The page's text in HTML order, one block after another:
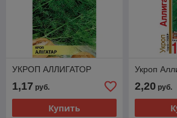
УКРОП АЛЛИГАТОР
1,17 руб.
Купить
Укроп
2,20руб.